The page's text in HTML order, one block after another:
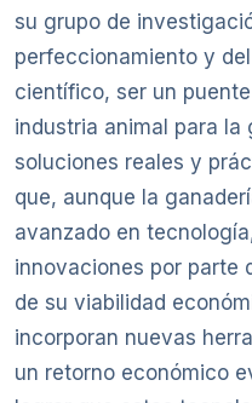
su grupo de
perfeccionamiento y
científico, ser un
industria animal para la
soluciones reales y
que, aunque la
avanzado en
innovaciones por parte
de su viabilidad
incorporan nuevas
un retorno económico